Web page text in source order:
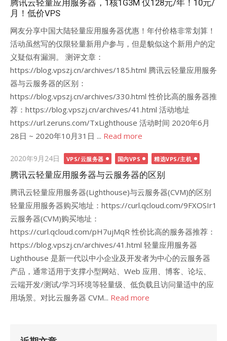
腾讯云轻量应用服务器，1核1G3M 仅128元/年！10元/
月！低价VPS
网友分享中国大陆轻量应用服务器优惠！年付价格非常划算！
活动虽然写的仅限轻量新用户参与，但是貌似这个新用户的定
义疑似有漏洞。 测评文章：
https://blog.vpszj.cn/archives/185.html 腾讯云轻量应用服务
器与云服务器的区别：
https://blog.vpszj.cn/archives/330.html 性价比高的服务器推
荐：https://blog.vpszj.cn/archives/41.html 活动地址
https://url.zeruns.com/TxLighthouse 活动时间 2020年6月
28日 ~ 2020年10月31日 ... Read more
Posted
on
2020年9月24日 VPS/云服务器 国内VPS 精选VPS/主机
腾讯云轻量应用服务器与云服务器的区别
腾讯云轻量应用服务器(Lighthouse)与云服务器(CVM)的区别
轻量应用服务器购买地址：https://curl.qcloud.com/9FXOSIr1
云服务器(CVM)购买地址：
https://curl.qcloud.com/pH7ujMqR 性价比高的服务器推荐：
https://blog.vpszj.cn/archives/41.html 轻量应用服务器
Lighthouse 是新一代以中小企业及开发者为中心的云服务器
产品，通常适用于支撑小型网站、Web 应用、博客、论坛、
云端开发/测试/学习环境等轻量级、低负载且访问量适中的应
用场景。对比云服务器 CVM... Read more